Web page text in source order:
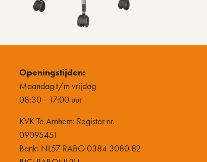
Openingstijden:
Maandag t/m vrijdag
08:30 - 17:00 uur
KVK Te Arnhem: Register nr.
09095451
Bank: NL57 RABO 0384 3080 82